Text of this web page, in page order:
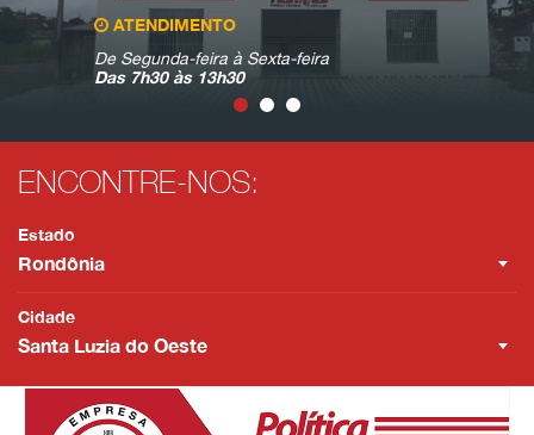
ATENDIMENTO
De Segunda-feira à Sexta-feira
Das 7h30 às 13h30
VISITE-
ENCONTRE-NOS:
Estado
Rondônia
Cidade
Santa Luzia do Oeste